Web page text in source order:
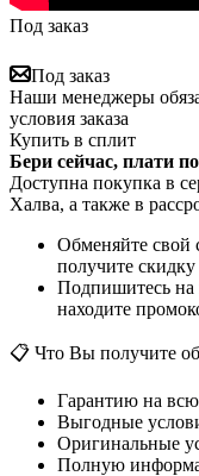
Под заказ
Под заказ
Наши менеджеры
условия заказа
Купить в сплит
Бери сейчас, плати
Доступна покупка в
Халва, а также в
Обменяйте свой
получите
Подпишитесь на
находите
📋 Что Вы получите
Гарантию на
Выгодные
Оригинальные
Полную